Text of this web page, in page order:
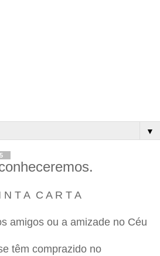
▼
N T A C A R T A
amigos ou a amizade no Céu
têm comprazido no